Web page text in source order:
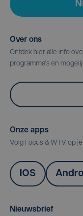
Over ons
Ontdek hier alle info
programma's en
Onze apps
Volg Focus & WTV op
IOS
Nieuwsbrief